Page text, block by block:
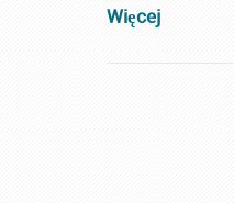
Więcej